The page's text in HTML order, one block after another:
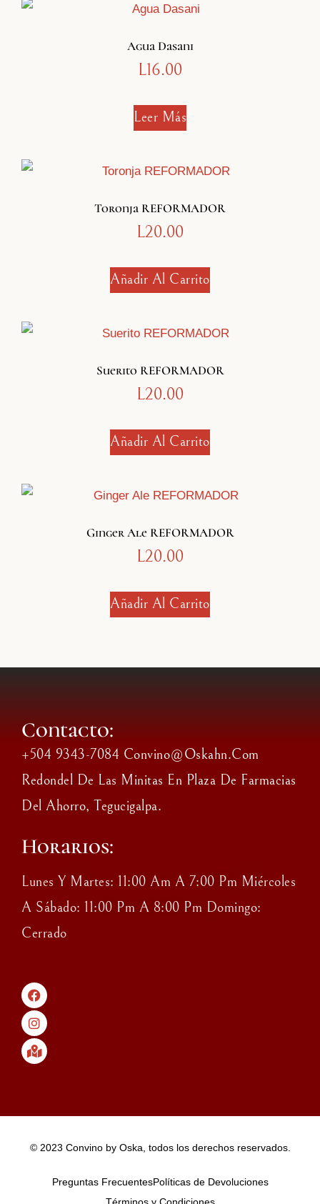
Agua Dasani
L16.00
Leer Más
Toronja REFORMADOR
L20.00
Añadir Al Carrito
Suerito REFORMADOR
L20.00
Añadir Al Carrito
Ginger Ale REFORMADOR
L20.00
Añadir Al Carrito
Contacto:
+504 9343-7084 Convino@oskahn.com
Redondel De Las Minitas En Plaza De Farmacias
Del Ahorro, Tegucigalpa.
Horarios:
Lunes Y Martes: 11:00 Am A 7:00 Pm Miércoles
A Sábado: 11:00 Pm A 8:00 Pm Domingo:
Cerrado
© 2023 Convino by Oska, todos los derechos reservados.
Preguntas FrecuentesPolíticas de Devoluciones